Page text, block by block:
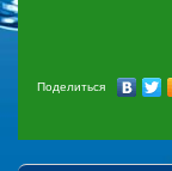
Поделиться